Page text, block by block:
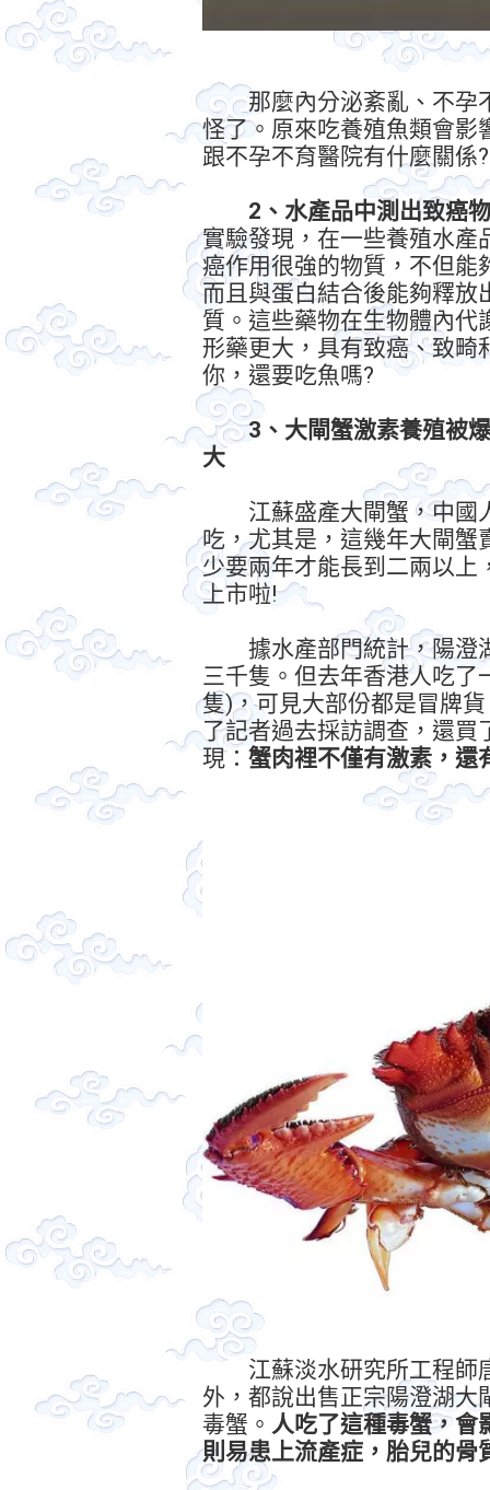
那麼內分泌紊亂、不孕
怪了。原來吃養殖魚類會影
跟不孕不育醫院有什麼關係
2、水產品中測出致癌
實驗發現，在一些養殖水產
癌作用很強的物質，不但能
而且與蛋白結合後能夠釋放
質。這些藥物在生物體內代
形藥更大，具有致癌、致畸
你，還要吃魚嗎?
3、大閘蟹激素養殖被
大
江蘇盛產大閘蟹，中國
吃，尤其是，這幾年大閘
少要兩年才能長到二兩以上
上市啦!
據水產部門統計，陽澄
三千隻。但去年香港人吃
隻)，可見大部份都是冒牌
了記者過去採訪調查，還買
現： 蟹肉裡不僅有激素，還
江蘇淡水研究所工程師
外，都說出售正宗陽澄湖大
毒蟹。 人吃了這種毒蟹，會
則易患上流產症，胎兒的骨